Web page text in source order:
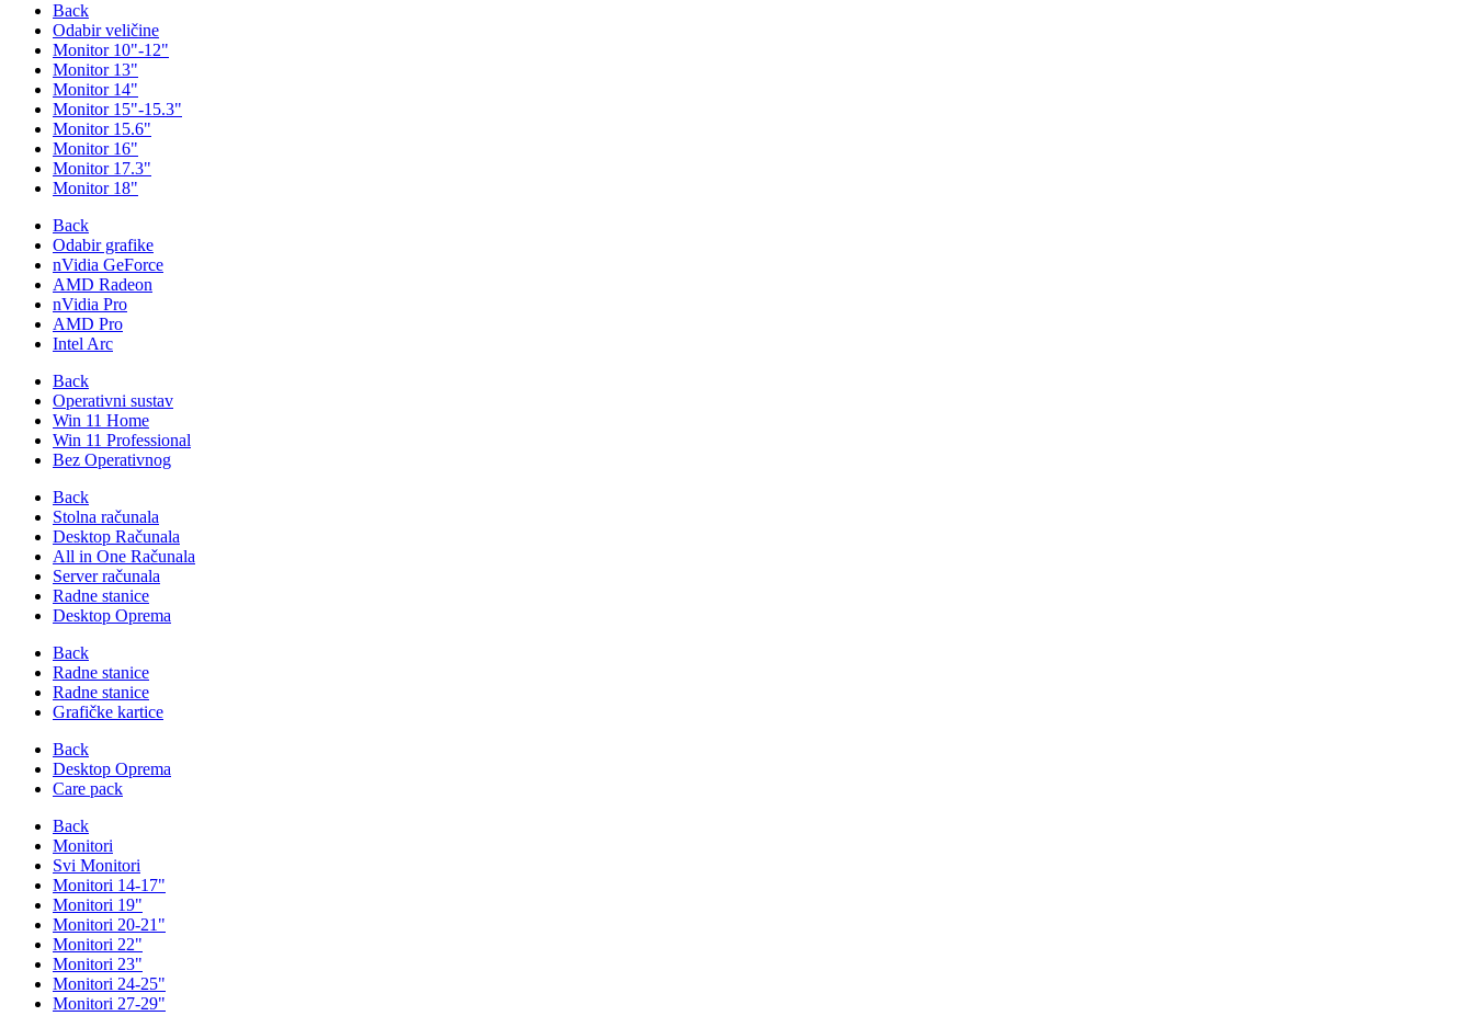
Back
Odabir veličine
Monitor 10"-12"
Monitor 13"
Monitor 14"
Monitor 15"-15.3"
Monitor 15.6"
Monitor 16"
Monitor 17.3"
Monitor 18"
Back
Odabir grafike
nVidia GeForce
AMD Radeon
nVidia Pro
AMD Pro
Intel Arc
Back
Operativni sustav
Win 11 Home
Win 11 Professional
Bez Operativnog
Back
Stolna računala
Desktop Računala
All in One Računala
Server računala
Radne stanice
Desktop Oprema
Back
Radne stanice
Radne stanice
Grafičke kartice
Back
Desktop Oprema
Care pack
Back
Monitori
Svi Monitori
Monitori 14-17"
Monitori 19"
Monitori 20-21"
Monitori 22"
Monitori 23"
Monitori 24-25"
Monitori 27-29"